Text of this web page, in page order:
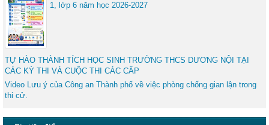
1, lớp 6 năm học 2026-2027
TỰ HÀO THÀNH TÍCH HỌC SINH TRƯỜNG THCS DƯƠNG NỘI TẠI
CÁC KỲ THI VÀ CUỘC THI CÁC CẤP
Video Lưu ý của Công an Thành phố về việc phòng chống gian lận trong
thi cử.